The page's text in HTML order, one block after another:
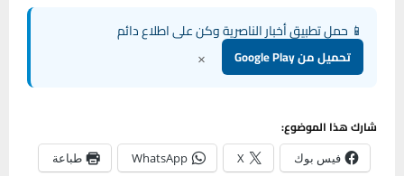
📱 حمل تطبيق أخبار الناصرية وكن على اطلاع دائم
تحميل من Google Play ×
شارك هذا الموضوع:
فيس بوك X
WhatsApp طباعة